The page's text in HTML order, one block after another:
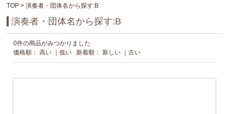
TOP > 演奏者・団体名から探す:B
演奏者・団体名から探す:B
0件の商品がみつかりました
価格順：高い ｜低い 新着順：新しい ｜古い